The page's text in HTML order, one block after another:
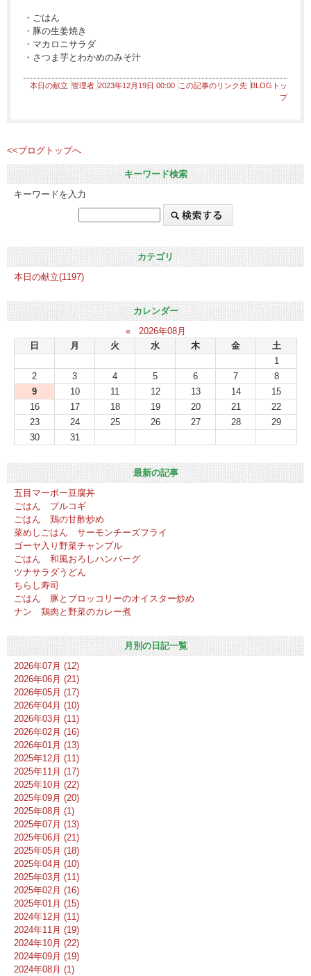
・ごはん
・豚の生姜焼き
・マカロニサラダ
・さつま芋とわかめのみそ汁
本日の献立 管理者 2023年12月19日 00:00 この記事のリンク先 BLOGトッ
プ
<<ブログトップへ
キーワード検索
キーワードを入力
カテゴリ
本日の献立(1197)
カレンダー
«
2026年08月
日
月 火 水 木 金
土
1
2
3 4 5 6 7
8
9
10 11 12 13 14
15
16
17 18 19 20 21
22
23
24 25 26 27 28
29
30
31
最新の記事
五目マーボー豆腐丼
ごはん プルコギ
ごはん 鶏の甘酢炒め
菜めしごはん サーモンチーズフライ
ゴーヤ入り野菜チャンプル
ごはん 和風おろしハンバーグ
ツナサラダうどん
ちらし寿司
ごはん 豚とブロッコリーのオイスター炒め
ナン 鶏肉と野菜のカレー煮
月別の日記一覧
2026年07月 (12)
2026年06月 (21)
2026年05月 (17)
2026年04月 (10)
2026年03月 (11)
2026年02月 (16)
2026年01月 (13)
2025年12月 (11)
2025年11月 (17)
2025年10月 (22)
2025年09月 (20)
2025年08月 (1)
2025年07月 (13)
2025年06月 (21)
2025年05月 (18)
2025年04月 (10)
2025年03月 (11)
2025年02月 (16)
2025年01月 (15)
2024年12月 (11)
2024年11月 (19)
2024年10月 (22)
2024年09月 (19)
2024年08月 (1)